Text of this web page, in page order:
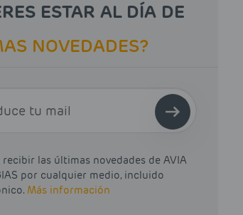
ESTAR AL DÍA DE
NOVEDADES?
recibir las últimas novedades de AVIA
por cualquier medio, incluido
Más información